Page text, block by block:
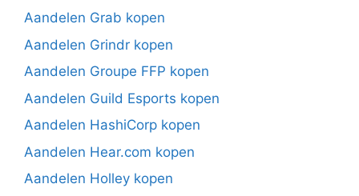
Aandelen Grab kopen
Aandelen Grindr kopen
Aandelen Groupe FFP kopen
Aandelen Guild Esports kopen
Aandelen HashiCorp kopen
Aandelen Hear.com kopen
Aandelen Holley kopen